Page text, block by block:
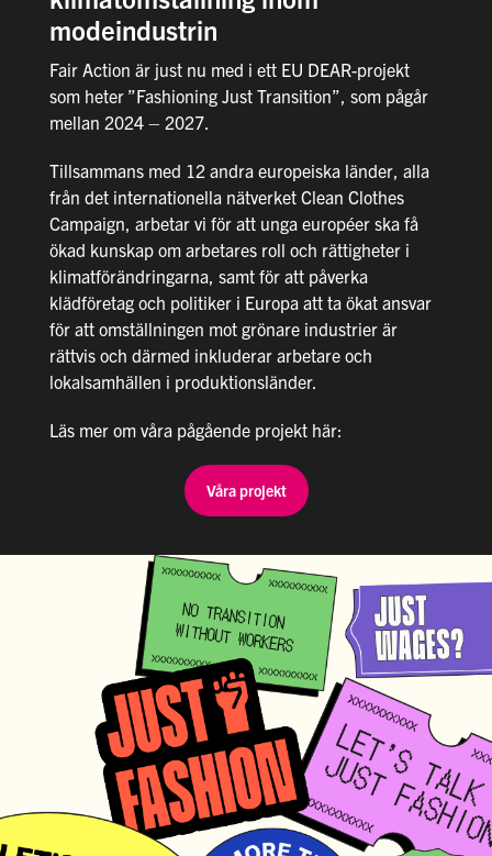
modeindustrin
Fair Action är just nu med i ett EU DEAR-projekt
som heter ”Fashioning Just Transition”, som pågår
mellan 2024 – 2027.
Tillsammans med 12 andra europeiska länder, alla
från det internationella nätverket Clean Clothes
Campaign, arbetar vi för att unga européer ska få
ökad kunskap om arbetares roll och rättigheter i
klimatförändringarna, samt för att påverka
klädföretag och politiker i Europa att ta ökat ansvar
för att omställningen mot grönare industrier är
rättvis och därmed inkluderar arbetare och
lokalsamhällen i produktionsländer.
Läs mer om våra pågående projekt här:
Våra projekt